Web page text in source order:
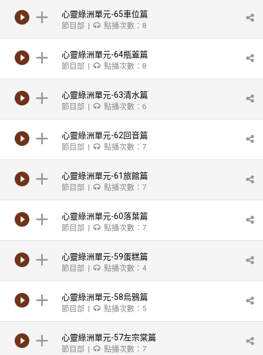
心靈綠洲單元-65車位篇
節目部 | 點播次數：8
心靈綠洲單元-64瓶蓋篇
節目部 | 點播次數：8
心靈綠洲單元-63清水篇
節目部 | 點播次數：6
心靈綠洲單元-62回音篇
節目部 | 點播次數：7
心靈綠洲單元-61旅館篇
節目部 | 點播次數：7
心靈綠洲單元-60落葉篇
節目部 | 點播次數：7
心靈綠洲單元-59蛋糕篇
節目部 | 點播次數：4
心靈綠洲單元-58烏鴉篇
節目部 | 點播次數：5
心靈綠洲單元-57左宗棠篇
節目部 | 點播次數：7